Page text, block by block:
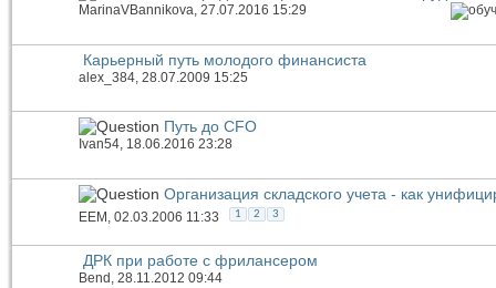
MarinaVBannikova, 27.07.2016 15:29
Карьерный путь молодого финансиста
alex_384 , 28.07.2009 15:25
Путь до CFO
Ivan54, 18.06.2016 23:28
Организация складского учета - как
EEM , 02.03.2006 11:33 1 2 3
ДРК при работе с фрилансером
Bend , 28.11.2012 09:44